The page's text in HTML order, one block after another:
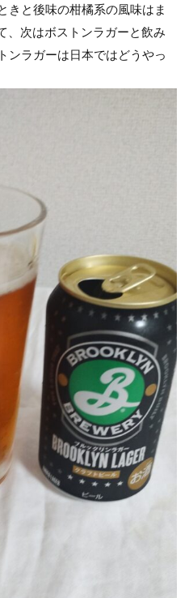
きと後味の柑橘系の風味はま
、次はボストンラガーと飲み
ンラガーは日本ではどうやっ